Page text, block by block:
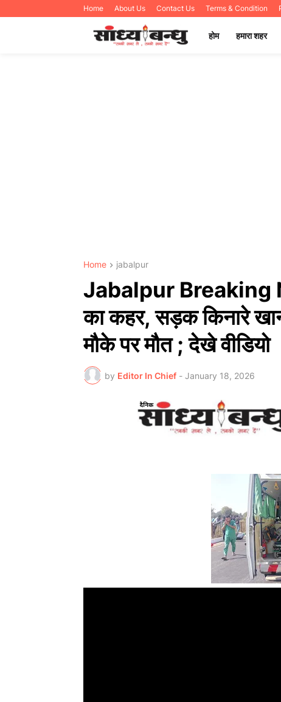
Home About Us Contact Us Terms & Condition
होम हमारा शहर
Home jabalpur
Jabalpur Breaking
का कहर, सड़क किनारे
मौके पर मौत ; देखे वीडियो
by Editor In Chief - January 18, 2026